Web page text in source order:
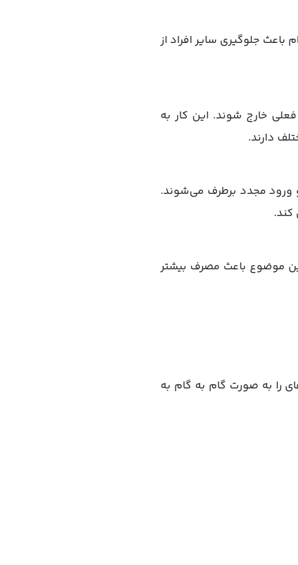
جلوگیری سایر افراد از
فعلی خارج شوند. این کار به
دارند.
ورود مجدد برطرف می‌شوند.
کند.
موضوع باعث مصرف بیشتر
را به صورت گام به گام به